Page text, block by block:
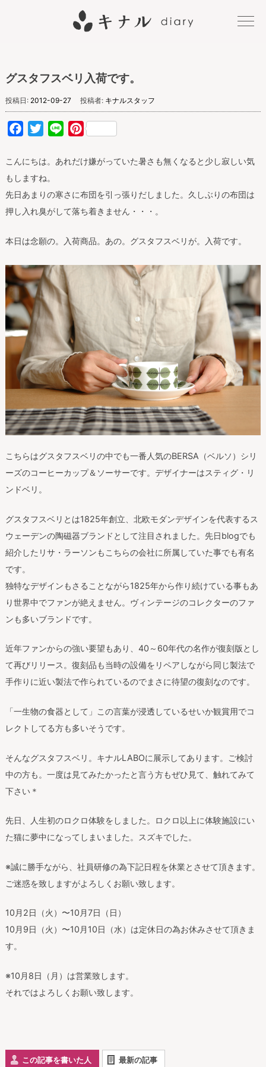
diary
グスタフスベリ入荷です。
投稿日: 2012-09-27 投稿者: キナルスタッフ
FacebookTwitterLine Pinterest
こんにちは。あれだけ嫌がっていた暑さも無くなると少し寂しい気
もしますね。
先日あまりの寒さに布団を引っ張りだしました。久しぶりの布団は
押し入れ臭がして落ち着きません・・・。
本日は念願の。入荷商品。あの。グスタフスベリが。入荷です。
こちらはグスタフスベリの中でも一番人気のBERSA（ベルソ）シリ
ーズのコーヒーカップ＆ソーサーです。デザイナーはスティグ・リ
ンドベリ。
グスタフスベリとは1825年創立、北欧モダンデザインを代表するス
ウェーデンの陶磁器ブランドとして注目されました。先日blogでも
紹介したリサ・ラーソンもこちらの会社に所属していた事でも有名
です。
独特なデザインもさることながら1825年から作り続けている事もあ
り世界中でファンが絶えません。ヴィンテージのコレクターのファ
ンも多いブランドです。
近年ファンからの強い要望もあり、40～60年代の名作が復刻版とし
て再びリリース。復刻品も当時の設備をリペアしながら同じ製法で
手作りに近い製法で作られているのでまさに待望の復刻なのです。
「一生物の食器として」この言葉が浸透しているせいか観賞用でコ
レクトしてる方も多いそうです。
そんなグスタフスベリ。キナルLABOに展示してあります。ご検討
中の方も。一度は見てみたかったと言う方もぜひ見て、触れてみて
下さい＊
先日、人生初のロクロ体験をしました。ロクロ以上に体験施設にい
た猫に夢中になってしまいました。スズキでした。
※誠に勝手ながら、社員研修の為下記日程を休業とさせて頂きます。
ご迷惑を致しますがよろしくお願い致します。
10月2日（火）〜10月7日（日）
10月9日（火）〜10月10日（水）は定休日の為お休みさせて頂きま
す。
※10月8日（月）は営業致します。
それではよろしくお願い致します。
この記事を書いた人 最新の記事